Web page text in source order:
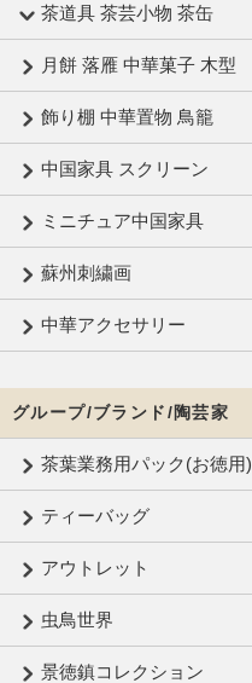
茶道具 茶芸小物 茶缶
月餅 落雁 中華菓子 木型
飾り棚 中華置物 鳥籠
中国家具 スクリーン
ミニチュア中国家具
蘇州刺繍画
中華アクセサリー
グループ/ブランド/陶芸家
茶葉業務用パック(お徳用)
ティーバッグ
アウトレット
虫鳥世界
景徳鎮コレクション